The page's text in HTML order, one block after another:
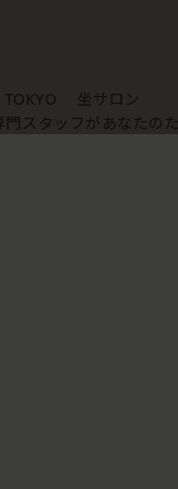
坐サロン
スタッフがあなたの